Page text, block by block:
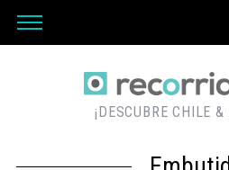
¡DESCUBRE CHILE